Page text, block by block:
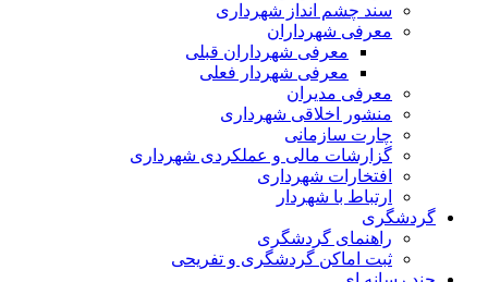
سند چشم انداز شهرداری
معرفی شهرداران
معرفی شهرداران قبلی
معرفی شهردار فعلی
معرفی مدیران
منشور اخلاقی شهرداری
چارت سازمانی
گزارشات مالی و عملکردی شهرداری
افتخارات شهرداری
ارتباط با شهردار
راهنمای گردشگری
ثبت اماکن گردشگری و تفریحی